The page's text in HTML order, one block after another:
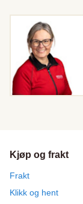
Kjøp og frakt
Frakt
Klikk og hent